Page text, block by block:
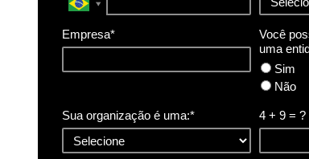
Empresa*
Você
uma
Sim
Não
Sua organização é uma:* 4 + 9 = ?